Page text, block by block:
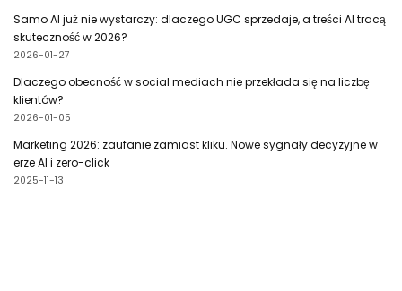
Samo AI już nie wystarczy: dlaczego UGC sprzedaje, a treści AI tracą
skuteczność w 2026?
2026-01-27
Dlaczego obecność w social mediach nie przekłada się na liczbę
klientów?
2026-01-05
Marketing 2026: zaufanie zamiast kliku. Nowe sygnały decyzyjne w
erze AI i zero-click
2025-11-13